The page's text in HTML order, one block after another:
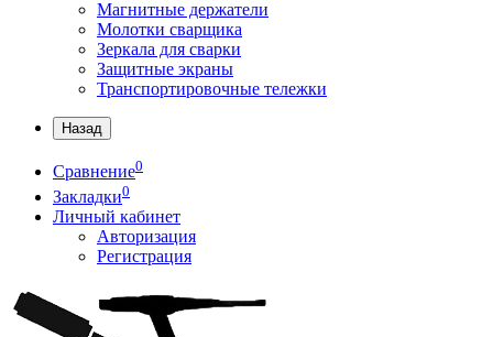
Магнитные держатели
Молотки сварщика
Зеркала для сварки
Защитные экраны
Транспортировочные тележки
Назад
Сравнение0
Закладки0
Личный кабинет
Авторизация
Регистрация